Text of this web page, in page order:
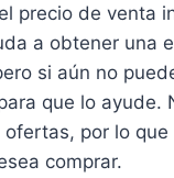
precio de venta
a obtener una
si aún no
que lo ayude.
por lo
comprar.